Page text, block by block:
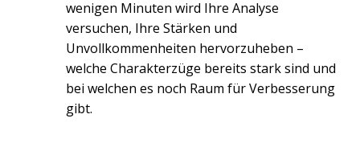
wenigen Minuten wird Ihre Analyse
versuchen, Ihre Stärken und
Unvollkommenheiten hervorzuheben –
welche Charakterzüge bereits stark sind und
bei welchen es noch Raum für Verbesserung
gibt.